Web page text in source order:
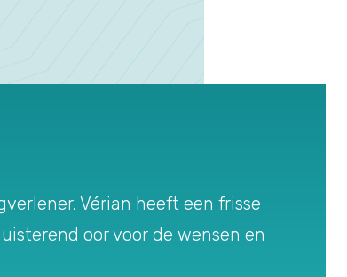
Vérian heeft een frisse
oor voor de wensen en